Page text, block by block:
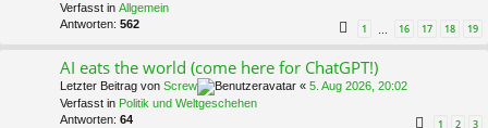
Verfasst in Allgemein
Antworten: 562 1 … 16 17 18 19
AI eats the world (come here for ChatGPT!)
Letzter Beitrag von Screw « 5. Aug 2026, 20:02
Verfasst in Politik und Weltgeschehen
Antworten: 64 1 2 3